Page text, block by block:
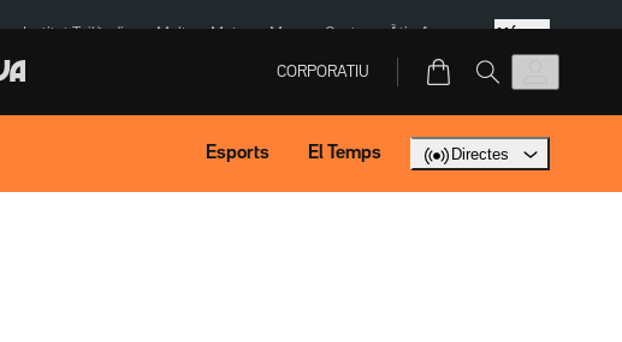
Institut Tailàndia Multa a Meta Menors Ceuta Àtic Ayuso Més
CORPORATIU
Esports El Temps Directes